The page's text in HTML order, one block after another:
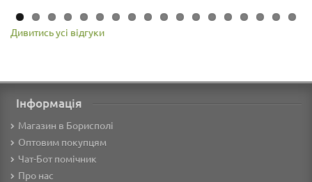
Дивитись усі відгуки
Інформація
Магазин в Борисполі
Оптовим покупцям
Чат-Бот помічник
Про нас